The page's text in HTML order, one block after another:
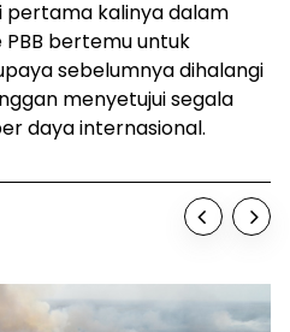
pertama kalinya dalam
bertemu untuk
sebelumnya dihalangi
menyetujui segala
daya internasional.